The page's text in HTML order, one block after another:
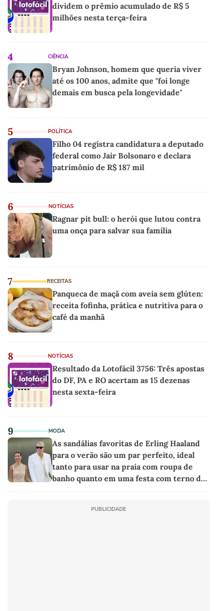
dividem o prêmio acumulado de R$ 5
milhões nesta terça-feira
4 CIÊNCIA
Bryan Johnson, homem que queria viver
até os 100 anos, admite que "foi longe
demais em busca pela longevidade"
5 POLÍTICA
Filho 04 registra candidatura a deputado
federal como Jair Bolsonaro e declara
patrimônio de R$ 187 mil
6 NOTÍCIAS
Ragnar pit bull: o herói que lutou contra
uma onça para salvar sua família
7 RECEITAS
Panqueca de maçã com aveia sem glúten:
receita fofinha, prática e nutritiva para o
café da manhã
8 NOTÍCIAS
Resultado da Lotofácil 3756: Três apostas
do DF, PA e RO acertam as 15 dezenas
nesta sexta-feira
9 MODA
As sandálias favoritas de Erling Haaland
para o verão são um par perfeito, ideal
tanto para usar na praia com roupa de
banho quanto em uma festa com terno de
PUBLICIDADE